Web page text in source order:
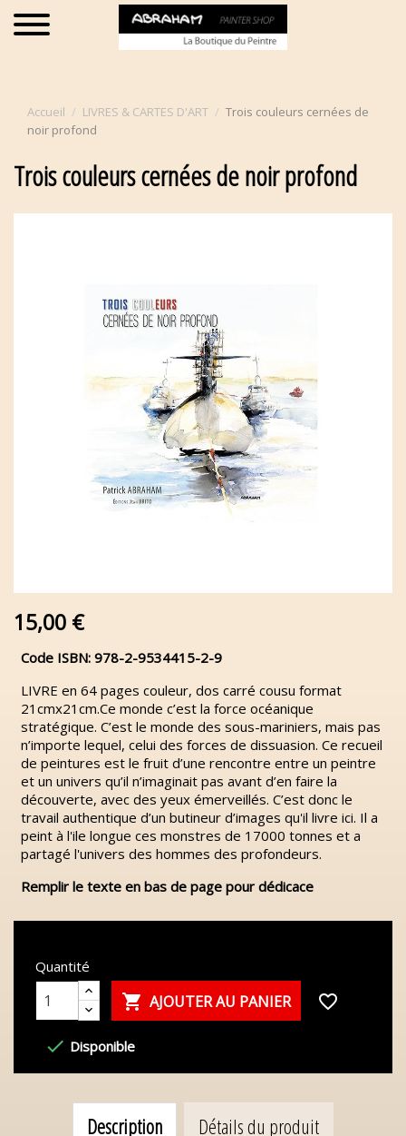
Accueil LIVRES & CARTES D'ART
Trois couleurs cernées de
noir profond
Trois couleurs cernées de noir profond
15,00 €
Code ISBN: 978-2-9534415-2-9
LIVRE en 64 pages couleur, dos carré cousu format
21cmx21cm.Ce monde c’est la force océanique
stratégique. C’est le monde des sous-mariniers, mais pas
n’importe lequel, celui des forces de dissuasion. Ce recueil
de peintures est le fruit d’une rencontre entre un peintre
et un univers qu’il n’imaginait pas avant d’en faire la
découverte, avec des yeux émerveillés. C’est donc le
travail authentique d’un butineur d’images qu'il livre ici. Il a
peint à l'ile longue ces monstres de 17000 tonnes et a
partagé l'univers des hommes des profondeurs.
Remplir le texte en bas de page pour dédicace
Quantité
 AJOUTER AU PANIER favorite_border
 Disponible
Description Détails du produit